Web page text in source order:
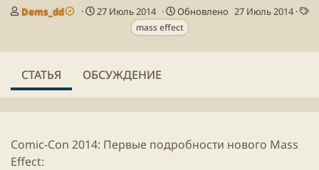
А
о
Dems_dd
Д
а
у
а
27 Июль 2014 Обновлено 27 Июль 2014
Т
и
mass effect
СТАТЬЯ ОБСУЖДЕНИЕ
Comic-Con 2014: Первые подробности нового Mass
Effect: